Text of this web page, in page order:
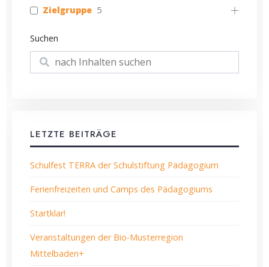
Zielgruppe 5
Suchen
Suchen
LETZTE BEITRÄGE
Schulfest TERRA der Schulstiftung Pädagogium
Ferienfreizeiten und Camps des Pädagogiums
Startklar!
Veranstaltungen der Bio-Musterregion
Mittelbaden+